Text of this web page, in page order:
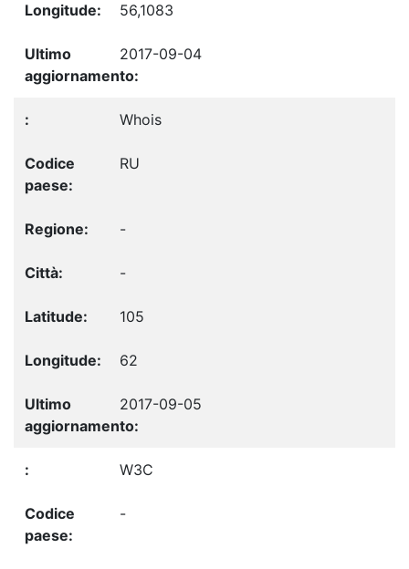
56,1083
2017-09-04
Whois
RU
-
-
105
62
2017-09-05
W3C
-